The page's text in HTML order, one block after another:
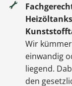
Wir
einwandig
liegend.
den